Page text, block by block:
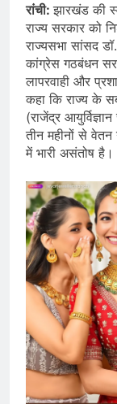
रांची:झारखंड की
राज्य सरकार को
राज्यसभा सांसद
कांग्रेस गठबंधन
लापरवाही और
कहा कि राज्य के
(राजेंद्र
तीन महीनों से वेतन
में भारी असंतोष है।